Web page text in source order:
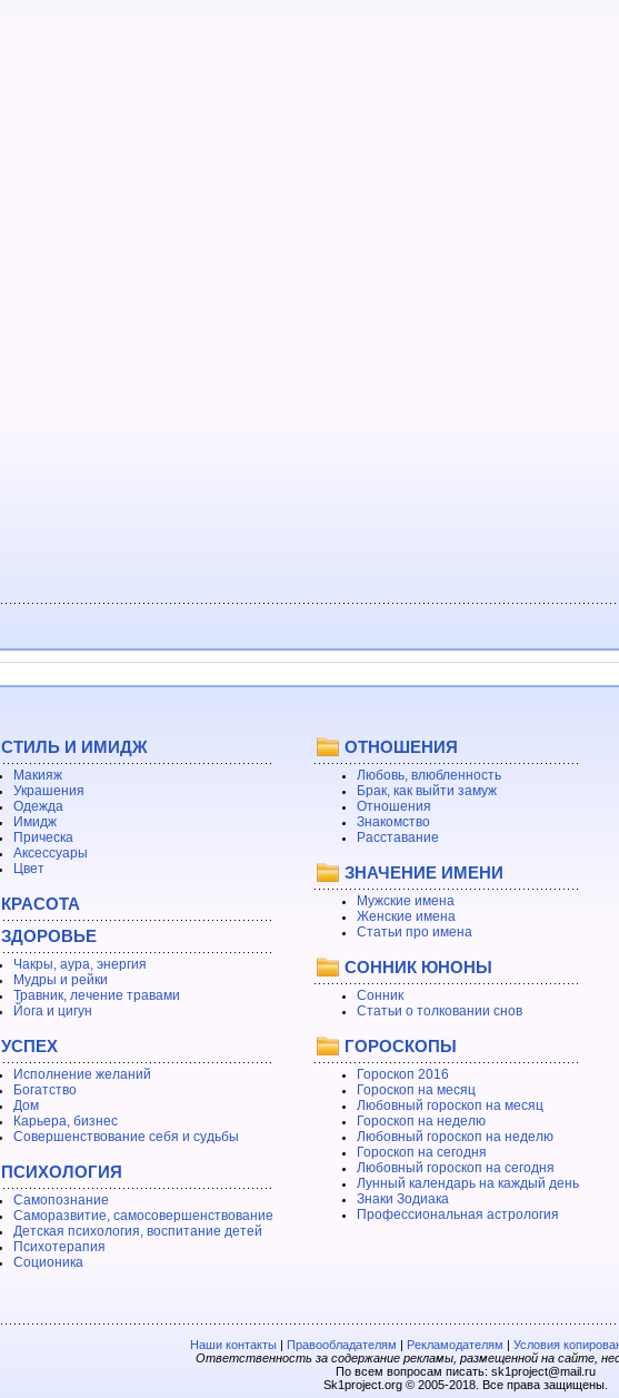
СТИЛЬ И ИМИДЖ
Макияж
Украшения
Одежда
Имидж
Прическа
Аксессуары
Цвет
КРАСОТА
ЗДОРОВЬЕ
Чакры, аура, энергия
Мудры и рейки
Травник, лечение травами
Йога и цигун
УСПЕХ
Исполнение желаний
Богатство
Дом
Карьера, бизнес
Совершенствование себя и судьбы
ПСИХОЛОГИЯ
Самопознание
Саморазвитие, самосовершенствование
Детская психология, воспитание детей
Психотерапия
Соционика
ОТНОШЕНИЯ
Любовь, влюбленность
Брак, как выйти замуж
Отношения
Знакомство
Расставание
ЗНАЧЕНИЕ ИМЕНИ
Мужские имена
Женские имена
Статьи про имена
СОННИК ЮНОНЫ
Сонник
Статьи о толковании снов
ГОРОСКОПЫ
Гороскоп 2016
Гороскоп на месяц
Любовный гороскоп на месяц
Гороскоп на неделю
Любовный гороскоп на неделю
Гороскоп на сегодня
Любовный гороскоп на сегодня
Лунный календарь на каждый день
Знаки Зодиака
Профессиональная астрология
Наши контакты| Правообладателям | Рекламодателям | Условия
Ответственность за содержание рекламы, размещенной на сайте,
По всем вопросам писать: sk1project@mail.ru
Sk1project.org © 2005-2018. Все права защищены.